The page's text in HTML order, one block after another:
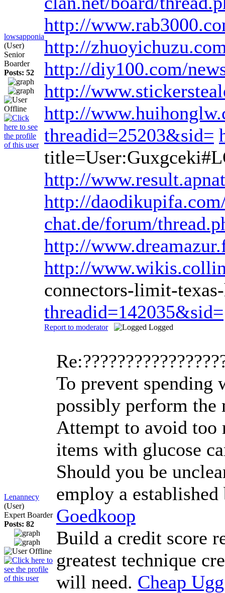
lowsapponia
(User)
Senior
Boarder
Posts: 52
http://
http://
http://diy100.com/
http://
http://
threadid=25203&sid=
http://
http://
chat.de/forum/
http://
http://
connectors-limit-
threadid=142035&sid=
Report to moderator Logged
Lenannecy
(User)
Expert Boarder
Posts: 82
To prevent spending
possibly perform the
Attempt to avoid too
items with glucose
Should you be
employ a
Goedkoop
Build a credit score
greatest technique
will need. Cheap